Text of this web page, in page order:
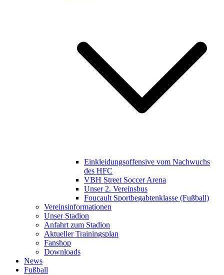
Einkleidungsoffensive vom Nachwuchs
des HFC
VBH Street Soccer Arena
Unser 2. Vereinsbus
Foucault Sportbegabtenklasse (Fußball)
Vereinsinformationen
Unser Stadion
Anfahrt zum Stadion
Aktueller Trainingsplan
Fanshop
Downloads
News
Fußball